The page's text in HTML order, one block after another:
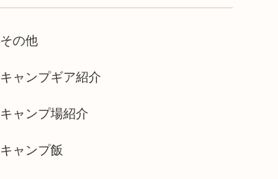
その他
キャンプギア紹介
キャンプ場紹介
キャンプ飯